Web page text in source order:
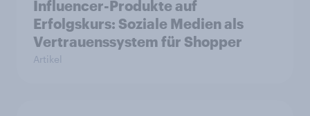
Influencer-Produkte auf
Erfolgskurs: Soziale Medien als
Vertrauenssystem für Shopper
Artikel